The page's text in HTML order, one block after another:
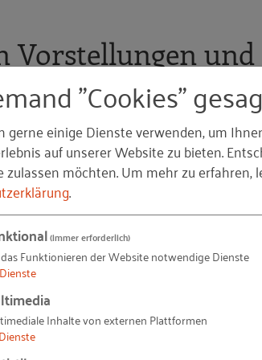
Vorstellungen und
geeigneten Kooperationspartnern,
Vertrauen, schaffen es die beiden
oft nicht, ihre Vorstellungen und
feste Ansprechpartner auf Seiten
Vertrauensbasis erschwert. So
verstehen, was sie an innovativer
einbringen können. Umgekehrt
Mehrwert ihrer technischen
Kunden zu verdeutlichen (Bannerjee
"Cookies"
gerne einige Dienste verwenden, um
auf unserer Website zu bieten.
zulassen möchten.Um mehr zu erfahren,
.
(immer erforderlich)
Funktionieren der Website notwendige Dienste
Dienste
Inhalte von externen Plattformen
Dienste